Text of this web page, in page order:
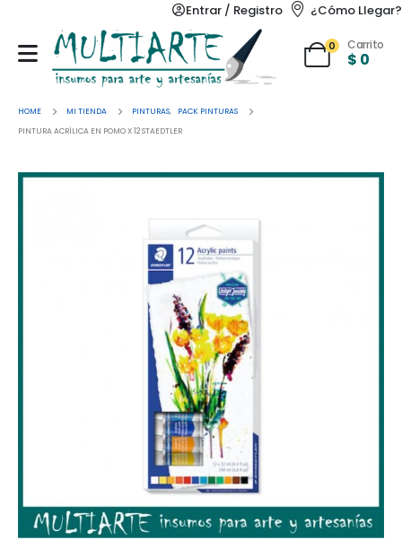
Entrar / Registro ¿Cómo Llegar?
0 Carrito
$ 0
HOME MI TIENDA PINTURAS,
PACK PINTURAS
PINTURA ACRÍLICA EN POMO X 12 STAEDTLER